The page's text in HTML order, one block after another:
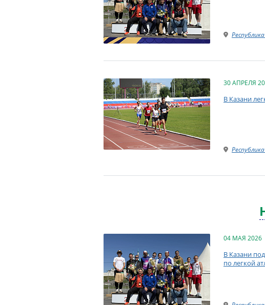
30 АПРЕЛЯ
В Казани
04 МАЯ 2026
В Казани
по легкой